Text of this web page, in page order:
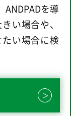
を導
い場合や、
い場合に検